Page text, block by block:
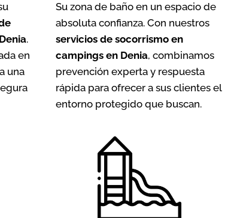
.
en
una
Su zona de baño en un espacio de
absoluta confianza. Con nuestros
servicios de socorrismo en
campings en Denia, combinamos
prevención experta y respuesta
rápida para ofrecer a sus clientes el
entorno protegido que buscan.